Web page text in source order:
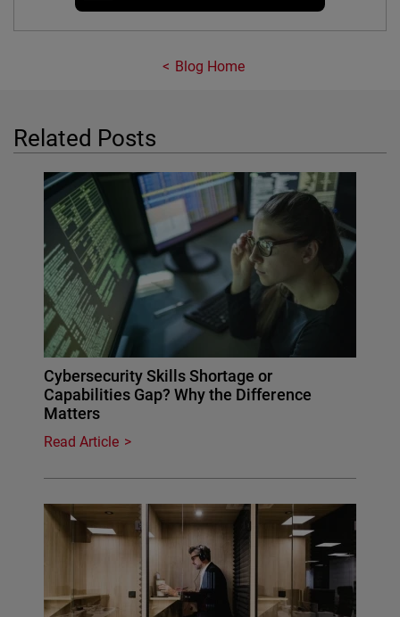
Blog Home
Related Posts
Cybersecurity Skills Shortage or
Capabilities Gap? Why the Difference
Matters
Read Article